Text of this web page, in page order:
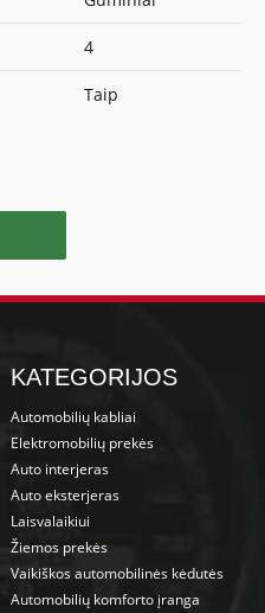
4
Taip
KATEGORIJOS
Automobilių kabliai
Elektromobilių prekės
Auto interjeras
Auto eksterjeras
Laisvalaikiui
Žiemos prekės
Vaikiškos automobilinės kėdutės
Automobilių komforto įranga